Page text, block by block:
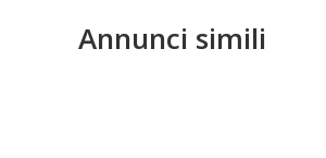
Annunci simili